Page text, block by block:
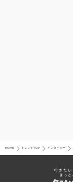
HOME トレンドTOP インタビュー